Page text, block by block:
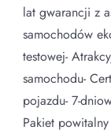
lat gwarancji z
samochodów
testowej-
samochodu-
pojazdu- 7-
Pakiet